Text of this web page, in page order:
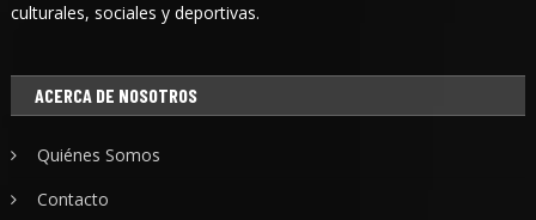
culturales, sociales y deportivas.
ACERCA DE NOSOTROS
Quiénes Somos
Contacto